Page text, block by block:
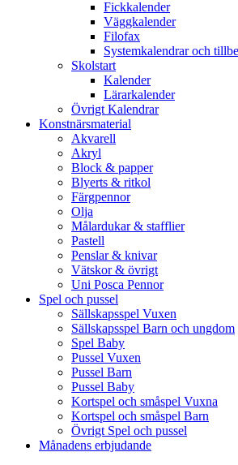
Fickkalender
Väggkalender
Filofax
Systemkalendrar och
Skolstart
Kalender
Lärarkalender
Övrigt Kalendrar
Konstnärsmaterial
Akvarell
Akryl
Block & papper
Blyerts & ritkol
Färgpennor
Olja
Målardukar & stafflier
Pastell
Penslar & knivar
Vätskor & övrigt
Uni Posca Pennor
Spel och pussel
Sällskapsspel Vuxen
Sällskapsspel Barn och ungdom
Spel Baby
Pussel Vuxen
Pussel Barn
Pussel Baby
Kortspel och småspel Vuxna
Kortspel och småspel Barn
Övrigt Spel och pussel
Månadens erbjudande